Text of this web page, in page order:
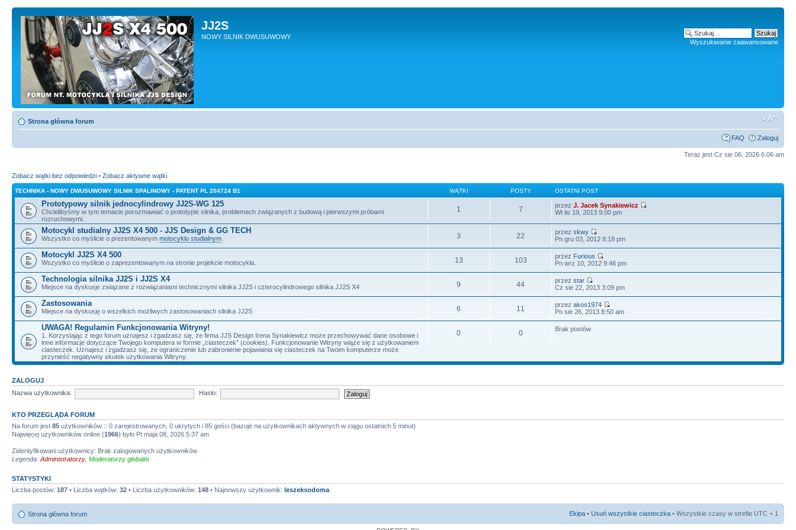
JJ2S
NOWY SILNIK DWUSUWOWY
Wyszukiwanie zaawansowane
Strona główna forum
FAQ Zaloguj
Teraz jest Cz sie 06, 2026 6:06 am
Zobacz wątki bez odpowiedzi • Zobacz aktywne wątki
TECHNIKA - NOWY DWUSUWOWY SILNIK SPALINOWY - PATENT PL 204724 B1 WĄTKI POSTY OSTATNI POST
Prototypowy silnik jednocylindrowy JJ2S-WG 125
Chcielibyśmy w tym temacie porozmawiać o prototypie silnika, problemach związanych z budową i pierwszymi próbami
rozruchowymi.
1 7 przezJ. Jacek Synakiewicz
Wt lis 19, 2013 9:00 pm
Motocykl studialny JJ2S X4 500 - JJS Design & GG TECH
Wszystko co myślicie o prezentowanym motocyklu studialnym 3 22 przezskwy
Pn gru 03, 2012 8:18 pm
Motocykl JJ2S X4 500
Wszystko co myślicie o zaprezentowanym na stronie projekcie motocykla. 13 103 przez Furious
Pn wrz 10, 2012 9:46 pm
Technologia silnika JJ2S i JJ2S X4
Miejsce na dyskusje związane z rozwiązaniami technicznymi silnika JJ2S i czterocylindrowego silnika JJ2S X4 9 44 przezstar
Cz sie 22, 2013 3:09 pm
Zastosowania
Miejsce na dyskusję o wszelkich możliwych zastosowaniach silnika JJ2S 6 11 przezakos1974
Pn sie 26, 2013 8:50 am
UWAGA! Regulamin Funkcjonowania Witryny!
1. Korzystając z tego forum uznajesz i zgadzasz się, że firma JJS Design Irena Synakiewicz może przechowywać dane osobowe i
inne informacje dotyczące Twojego komputera w formie „ciasteczek” (cookies). Funkcjonowanie Witryny wiąże się z użytkowaniem
ciasteczek. Uznajesz i zgadzasz się, że ograniczenie lub zabronienie pojawiania się ciasteczek na Twoim komputerze może
przynieść negatywny skutek użytkowania Witryny.
0 0 Brak postów
ZALOGUJ
Nazwa użytkownika:
Hasło:
KTO PRZEGLĄDA FORUM
Na forum jest 85 użytkowników :: 0 zarejestrowanych, 0 ukrytych i 85 gości (bazuje na użytkownikach aktywnych w ciągu ostatnich 5 minut)
Najwięcej użytkowników online (1966) było Pt maja 08, 2026 5:37 am
Zidentyfikowani użytkownicy: Brak zalogowanych użytkowników
Legenda: Administratorzy Moderatorzy globalni
STATYSTYKI
Liczba postów: 187 • Liczba wątków: 32 • Liczba użytkowników: 148 • Najnowszy użytkownik: leszeksodoma
Strona główna forum Ekipa • Usuń wszystkie ciasteczka • Wszystkie czasy w strefie UTC + 1